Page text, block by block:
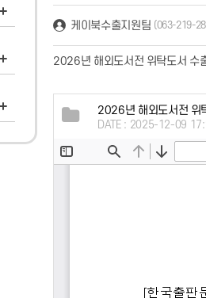
케이북수출지원팀 (063-219-
2026년 해외도서전 위탁도서 수
2026년 해외도서전 위
DATE : 2025-12-09